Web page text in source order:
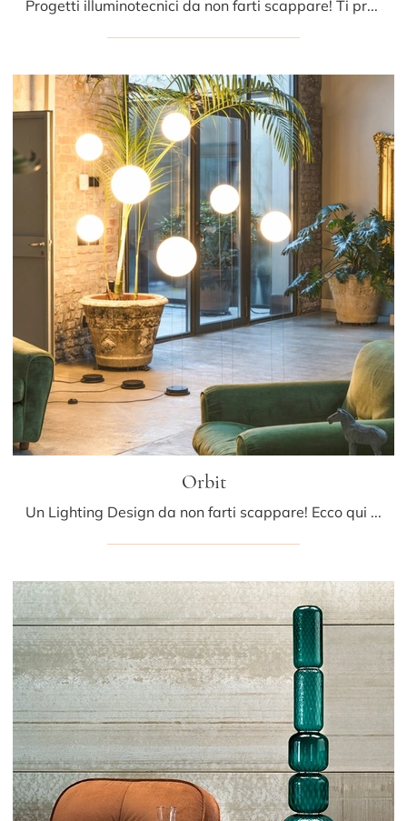
Progetti illuminotecnici da non farti scappare! Ti presentiamo la lampada da terra Costantina Opal di Mogg.
Orbit
Un Lighting Design da non farti scappare! Ecco qui la lampada da terra Orbit di Mogg.